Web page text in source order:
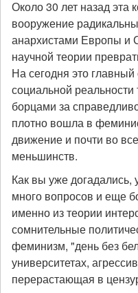
Около 30 лет назад эта
вооружение
анархистами Европы и
научной теории
На сегодня это
социальной реальности
борцами за
плотно вошла в
движение и почти во
меньшинств.
Как вы уже догадались,
много вопросов и еще
именно из теории
сомнительные
феминизм, "день без
университетах,
перерастающая в